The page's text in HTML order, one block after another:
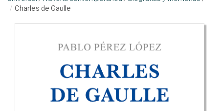
Charles de Gaulle